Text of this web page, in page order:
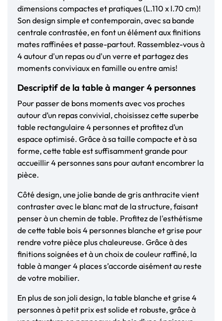
dimensions compactes et pratiques (L.110 x l.70 cm)!
Son design simple et contemporain, avec sa bande
centrale contrastée, en font un élément aux finitions
mates raffinées et passe-partout. Rassemblez-vous à
4 autour d'un repas ou d'un verre et partagez des
moments conviviaux en famille ou entre amis!
Descriptif de la table à manger 4 personnes
Pour passer de bons moments avec vos proches
autour d’un repas convivial, choisissez cette superbe
table rectangulaire 4 personnes et profitez d’un
espace optimisé. Grâce à sa taille compacte et à sa
forme, cette table est suffisamment grande pour
accueillir 4 personnes sans pour autant encombrer la
pièce.
Côté design, une jolie bande de gris anthracite vient
contraster avec le blanc mat de la structure, faisant
penser à un chemin de table. Profitez de l'esthétisme
de cette table bois 4 personnes blanche et grise pour
rendre votre pièce plus chaleureuse. Grâce à des
finitions soignées et à un choix de couleur raffiné, la
table à manger 4 places s’accorde aisément au reste
de votre mobilier.
En plus de son joli design, la table blanche et grise 4
personnes à petit prix est solide et robuste, grâce à